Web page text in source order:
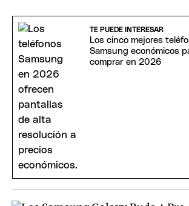
TE PUEDE INTERESAR
Los cinco mejores
Samsung económicos
comprar en 2026